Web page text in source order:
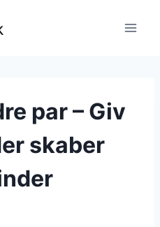
par – Giv
skaber